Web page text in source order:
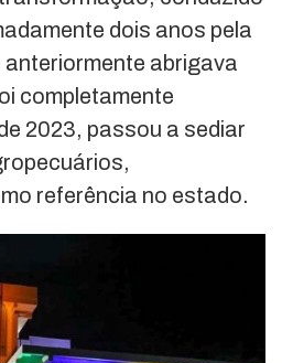
dois anos pela
anteriormente abrigava
completamente
2023, passou a sediar
referência no estado.